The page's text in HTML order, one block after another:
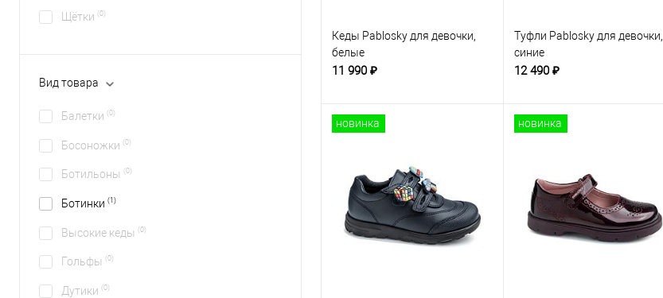
Щётки (0)
Вид товара
Балетки (0)
Босоножки (0)
Ботильоны (0)
Ботинки (1)
Высокие кеды (0)
Гольфы (0)
Дутики (0)
Кеды Pablosky для девочки,
белые
11 990 ₽
Туфли Pablosky для девочки,
синие
12 490 ₽
новинка новинка